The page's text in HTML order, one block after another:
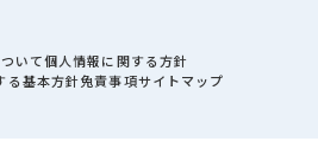
いて個人情報に関する方針
る基本方針免責事項サイトマップ